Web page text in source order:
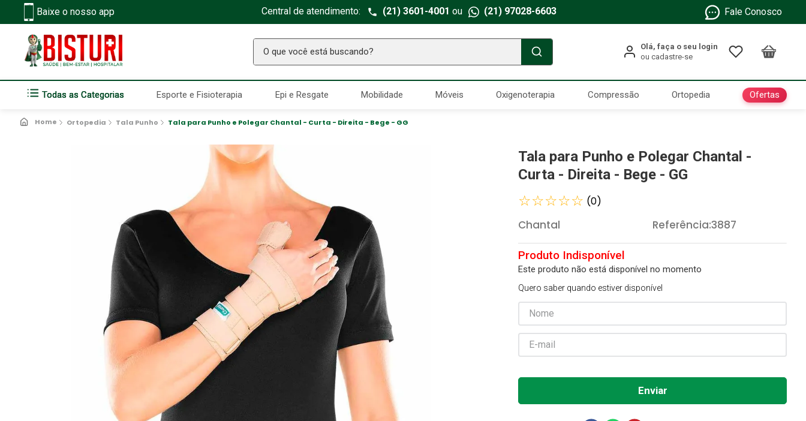
Baixe o nosso app Central de atendimento: (21) 3601-4001 ou (21) 97028-6603 Fale Conosco
O que você está buscando?
Todas as Categorias Esporte e Fisioterapia Epi e Resgate Mobilidade Móveis Oxigenoterapia Compressão Ortopedia Ofertas
Ortopedia Tala Punho Tala para Punho e Polegar Chantal - Curta - Direita - Bege - GG
Tala para Punho e Polegar Chantal -
Curta - Direita - Bege - GG
☆☆☆☆☆ (0)
Chantal Referência:3887
Este produto não está disponível no momento
Quero saber quando estiver disponível
TERMOS MAIS BUSCADOS
Seringa Insulina
2 º Fralda Geriatrica
3º
4
Aparelho Pressão
Littmann
7º Absorvente Geriatrico
8º Gaze Esteril
Cadeira Banho
10 Gaze